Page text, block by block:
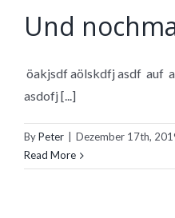
Und
öakjsdf aölskdfj asdf auf
asdofj [...]
ByPeter Dezember 17th,
Read More